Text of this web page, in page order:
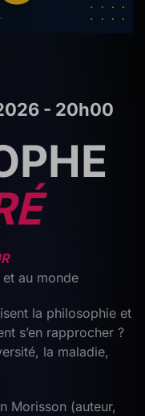
- 20h00
au monde
la philosophie et
s’en rapprocher ?
la maladie,
Morisson (auteur,